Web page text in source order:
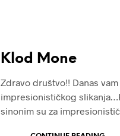
Klod Mone
Zdravo društvo!! Danas
impresionističkog
sinonim su za